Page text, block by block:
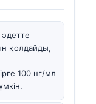
әдетте
қолдайды,
100 нг/мл